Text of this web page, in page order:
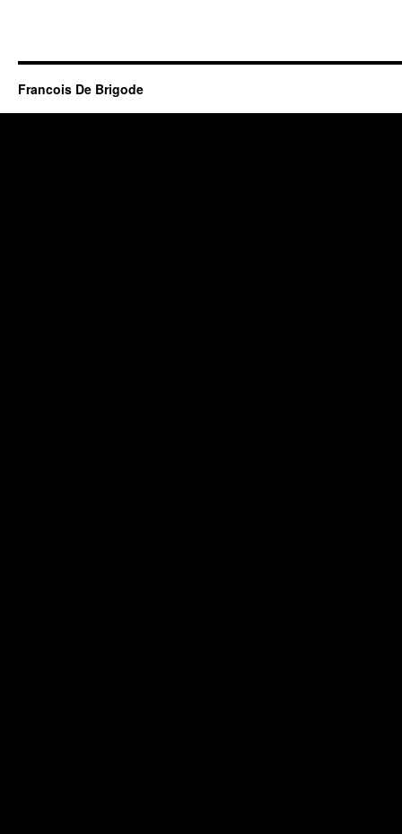
Francois De Brigode